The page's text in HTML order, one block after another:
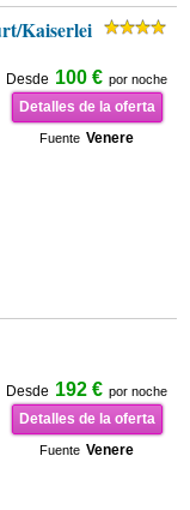
Kaiserlei
Desde 100 € por noche
Detalles de la oferta
Fuente Venere
Desde 192 € por noche
Detalles de la oferta
Fuente Venere